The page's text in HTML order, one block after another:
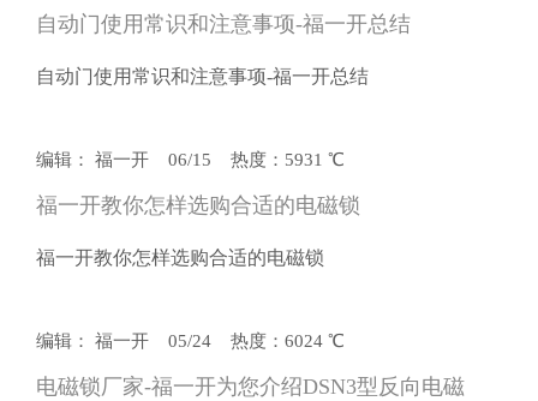
自动门使用常识和注意事项-福一开总结
自动门使用常识和注意事项-福一开总结
编辑： 福一开 06/15 热度：5931 ℃
福一开教你怎样选购合适的电磁锁
福一开教你怎样选购合适的电磁锁
编辑： 福一开 05/24 热度：6024 ℃
电磁锁厂家-福一开为您介绍DSN3型反向电磁